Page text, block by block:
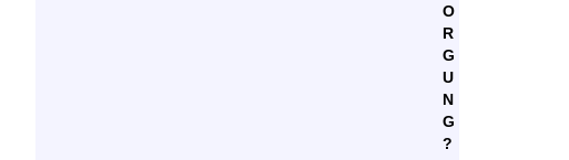
O
R
G
U
N
G
?